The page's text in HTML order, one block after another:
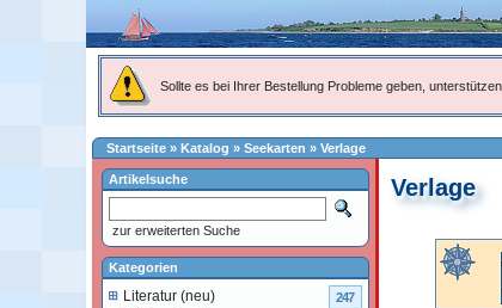
Sollte es bei Ihrer Bestellung Probleme geben,
Startseite » Katalog » Seekarten » Verlage
Verlage
Artikelsuche
zur erweiterten Suche
Kategorien
Literatur (neu) 247